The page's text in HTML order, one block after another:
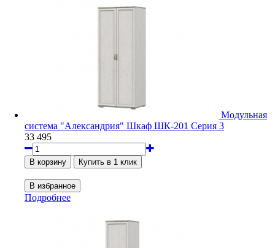
Модульная
система "Александрия" Шкаф ШК-201 Серия 3
33 495
Подробнее